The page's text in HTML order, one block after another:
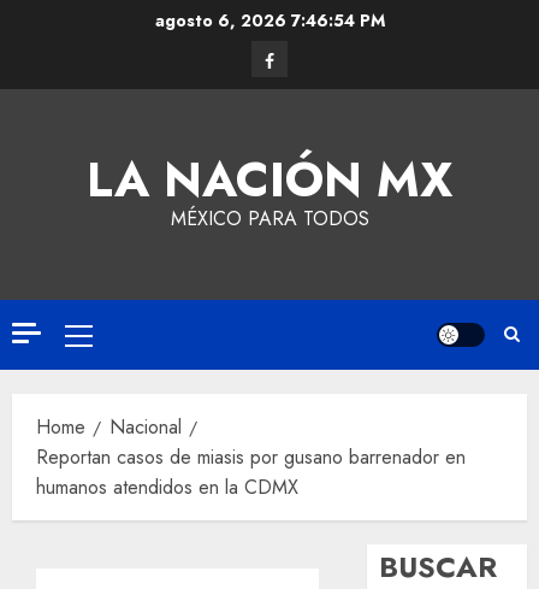
agosto 6, 2026 7:46:54 PM
LA NACIÓN MX
MÉXICO PARA TODOS
Home
Nacional
Reportan casos de miasis por gusano barrenador en
humanos atendidos en la CDMX
BUSCAR